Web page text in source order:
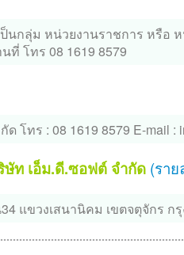
ป็นกลุ่ม หน่วยงานราชการ หรือ
ที่ โทร 08 1619 8579
ด โทร : 08 1619 8579 E-mail :
ท เอ็ม.ดี.ซอฟต์ จำกัด (ราย
แขวงเสนานิคม เขตจตุจักร กรุ